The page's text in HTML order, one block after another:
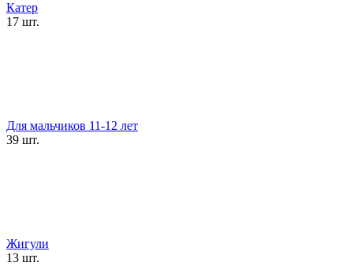
Катер
17 шт.
Для мальчиков 11-12 лет
39 шт.
Жигули
13 шт.